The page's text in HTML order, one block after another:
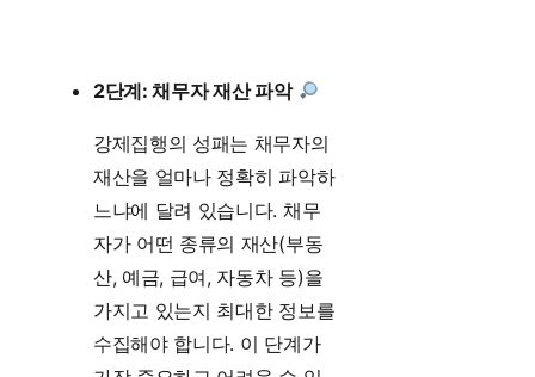
2단계: 채무자 재산 파악
강제집행의 성패는 채무자의
재산을 얼마나 정확히 파악하
느냐에 달려 있습니다. 채무
자가 어떤 종류의 재산(부동
산, 예금, 급여, 자동차 등)을
가지고 있는지 최대한 정보를
수집해야 합니다. 이 단계가